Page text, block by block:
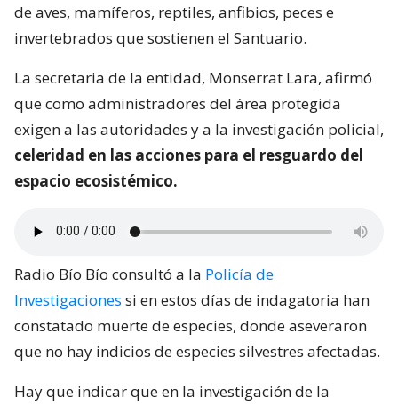
de aves, mamíferos, reptiles, anfibios, peces e
invertebrados que sostienen el Santuario.
La secretaria de la entidad, Monserrat Lara, afirmó
que como administradores del área protegida
exigen a las autoridades y a la investigación policial,
celeridad en las acciones para el resguardo del
espacio ecosistémico.
Radio Bío Bío consultó a la Policía de
Investigaciones si en estos días de indagatoria han
constatado muerte de especies, donde aseveraron
que no hay indicios de especies silvestres afectadas.
Hay que indicar que en la investigación de la